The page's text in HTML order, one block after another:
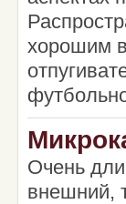
хорошим
Очень
внешний,